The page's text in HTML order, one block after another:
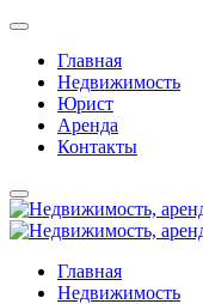
Главная
Недвижимость
Юрист
Аренда
Контакты
Главная
Недвижимость